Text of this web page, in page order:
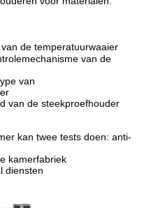
de temperatuurwaaier
van de
van
van de steekproefhouder
kan twee tests doen: anti-
kamerfabriek
diensten